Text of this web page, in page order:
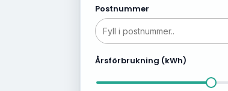
Postnummer
Årsförbrukning (kWh)